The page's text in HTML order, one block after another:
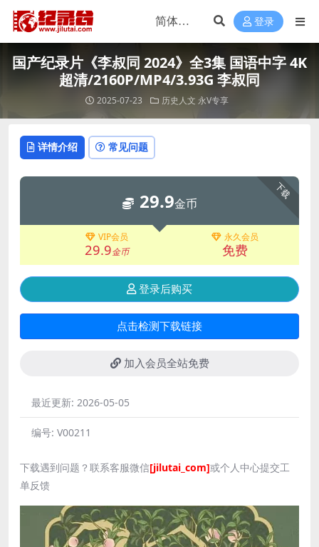
登录
国产纪录片《李叔同 2024》全3集 国语中字 4K
超清/2160P/MP4/3.93G 李叔同
2025-07-23 历史人文 永V专享
详情介绍 常见问题
下载
29.9金币
VIP会员
29.9金币
永久会员
免费
登录后购买
点击检测下载链接
加入会员全站免费
最近更新: 2026-05-05
编号: V00211
下载遇到问题？联系客服微信[jilutai_com]或个人中心提交工
单反馈